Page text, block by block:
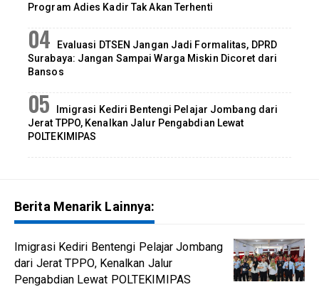
Program Adies Kadir Tak Akan Terhenti
Evaluasi DTSEN Jangan Jadi Formalitas, DPRD
Surabaya: Jangan Sampai Warga Miskin Dicoret dari
Bansos
Imigrasi Kediri Bentengi Pelajar Jombang dari
Jerat TPPO, Kenalkan Jalur Pengabdian Lewat
POLTEKIMIPAS
Berita Menarik Lainnya:
Imigrasi Kediri Bentengi Pelajar Jombang
dari Jerat TPPO, Kenalkan Jalur
Pengabdian Lewat POLTEKIMIPAS